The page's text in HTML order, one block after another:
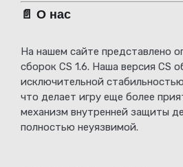
📄 О нас
На нашем сайте представлено
сборок CS 1.6. Наша версия CS
исключительной
что делает игру еще более
механизм внутренней защиты
полностью неуязвимой.